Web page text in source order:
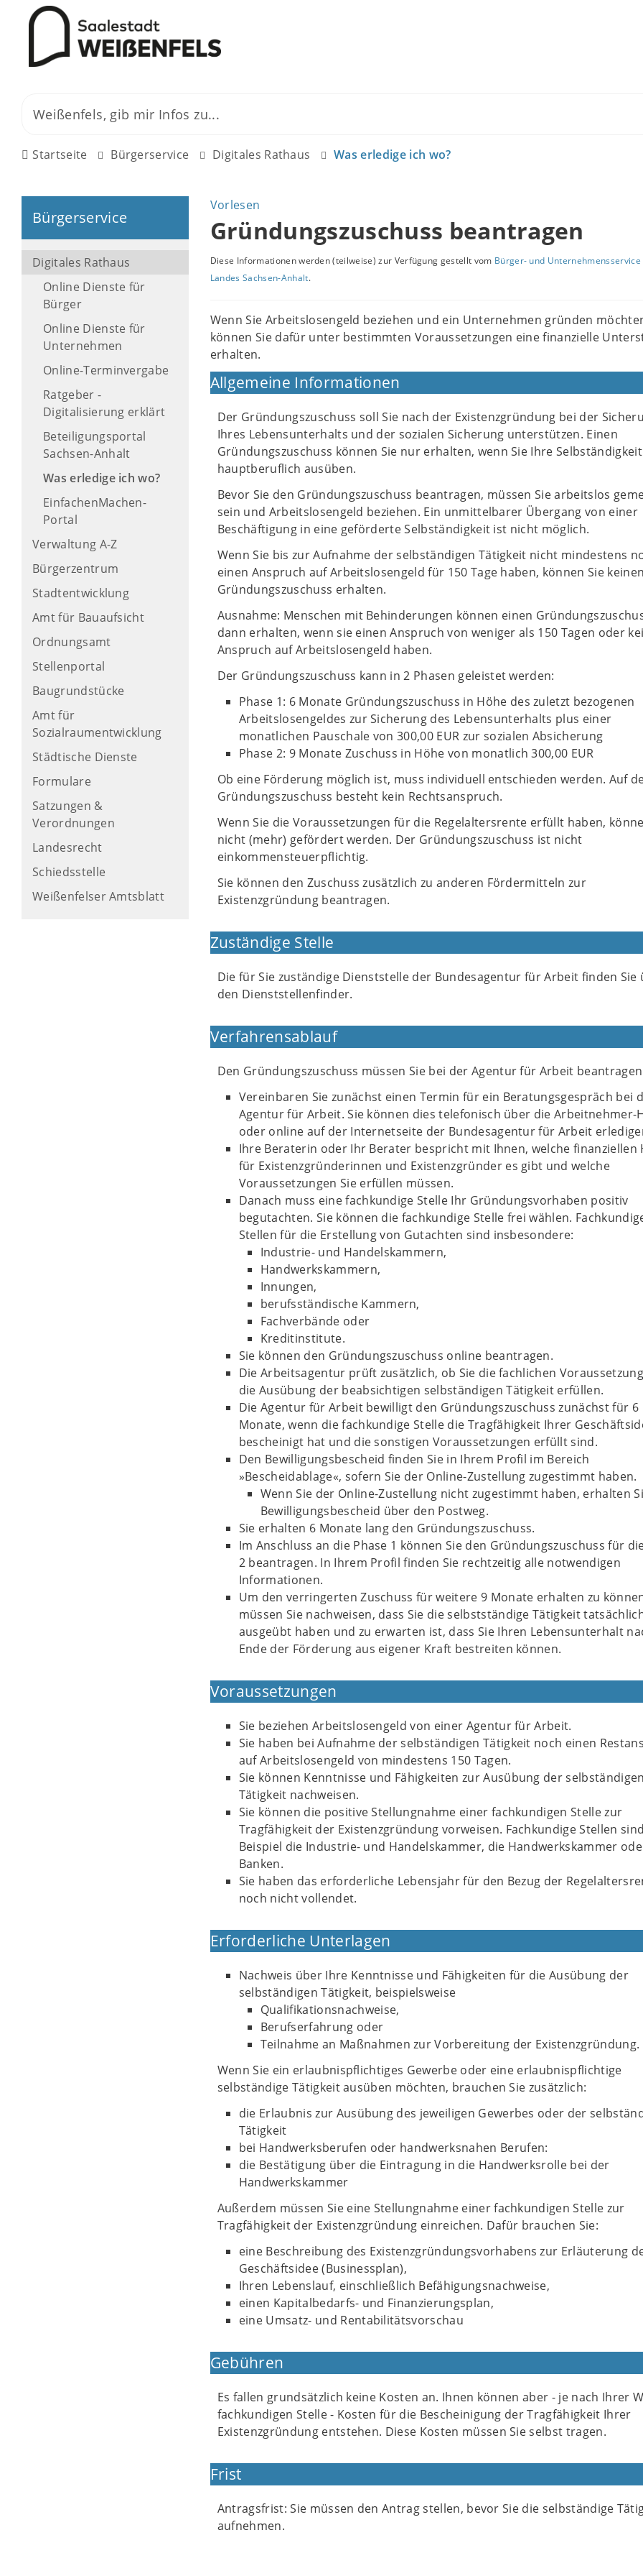
Startseite Bürgerservice Digitales Rathaus Was erledige ich wo?
Bürgerservice
Digitales Rathaus
Online Dienste für
Bürger
Online Dienste für
Unternehmen
Online-Terminvergabe
Ratgeber -
Digitalisierung erklärt
Beteiligungsportal
Sachsen-Anhalt
Was erledige ich wo?
EinfachenMachen-
Portal
Verwaltung A-Z
Bürgerzentrum
Stadtentwicklung
Amt für Bauaufsicht
Ordnungsamt
Stellenportal
Baugrundstücke
Amt für
Sozialraumentwicklung
Städtische Dienste
Formulare
Satzungen &
Verordnungen
Landesrecht
Schiedsstelle
Weißenfelser Amtsblatt
Vorlesen
Gründungszuschuss beantragen
Diese Informationen werden (teilweise) zur Verfügung gestellt vom Bürger- und Unternehmensservice
Landes Sachsen-Anhalt.
Wenn Sie Arbeitslosengeld beziehen und ein Unternehmen gründen
können Sie dafür unter bestimmten Voraussetzungen eine finanzielle
erhalten.
Allgemeine Informationen
Der Gründungszuschuss soll Sie nach der Existenzgründung bei der
Ihres Lebensunterhalts und der sozialen Sicherung unterstützen. Einen
Gründungszuschuss können Sie nur erhalten, wenn Sie Ihre Selbständigkeit
hauptberuflich ausüben.
Bevor Sie den Gründungszuschuss beantragen, müssen Sie arbeitslos
sein und Arbeitslosengeld beziehen. Ein unmittelbarer Übergang von einer
Beschäftigung in eine geförderte Selbständigkeit ist nicht möglich.
Wenn Sie bis zur Aufnahme der selbständigen Tätigkeit nicht mindestens
einen Anspruch auf Arbeitslosengeld für 150 Tage haben, können Sie keinen
Gründungszuschuss erhalten.
Ausnahme: Menschen mit Behinderungen können einen
dann erhalten, wenn sie einen Anspruch von weniger als 150 Tagen oder
Anspruch auf Arbeitslosengeld haben.
Der Gründungszuschuss kann in 2 Phasen geleistet werden:
Phase 1: 6 Monate Gründungszuschuss in Höhe des zuletzt bezogenen
Arbeitslosengeldes zur Sicherung des Lebensunterhalts plus einer
monatlichen Pauschale von 300,00 EUR zur sozialen Absicherung
Phase 2: 9 Monate Zuschuss in Höhe von monatlich 300,00 EUR
Ob eine Förderung möglich ist, muss individuell entschieden werden. Auf
Gründungszuschuss besteht kein Rechtsanspruch.
Wenn Sie die Voraussetzungen für die Regelaltersrente erfüllt haben,
nicht (mehr) gefördert werden. Der Gründungszuschuss ist nicht
einkommensteuerpflichtig.
Sie können den Zuschuss zusätzlich zu anderen Fördermitteln zur
Existenzgründung beantragen.
Zuständige Stelle
Die für Sie zuständige Dienststelle der Bundesagentur für Arbeit finden Sie
den Dienststellenfinder.
Verfahrensablauf
Den Gründungszuschuss müssen Sie bei der Agentur für Arbeit
Vereinbaren Sie zunächst einen Termin für ein Beratungsgespräch bei
Agentur für Arbeit. Sie können dies telefonisch über die Arbeitnehmer-
oder online auf der Internetseite der Bundesagentur für Arbeit
Ihre Beraterin oder Ihr Berater bespricht mit Ihnen, welche finanziellen
für Existenzgründerinnen und Existenzgründer es gibt und welche
Voraussetzungen Sie erfüllen müssen.
Danach muss eine fachkundige Stelle Ihr Gründungsvorhaben positiv
begutachten. Sie können die fachkundige Stelle frei wählen.
Stellen für die Erstellung von Gutachten sind insbesondere:
Industrie- und Handelskammern,
Handwerkskammern,
Innungen,
berufsständische Kammern,
Fachverbände oder
Kreditinstitute.
Sie können den Gründungszuschuss online beantragen.
Die Arbeitsagentur prüft zusätzlich, ob Sie die fachlichen
die Ausübung der beabsichtigen selbständigen Tätigkeit erfüllen.
Die Agentur für Arbeit bewilligt den Gründungszuschuss zunächst für 6
Monate, wenn die fachkundige Stelle die Tragfähigkeit Ihrer
bescheinigt hat und die sonstigen Voraussetzungen erfüllt sind.
Den Bewilligungsbescheid finden Sie in Ihrem Profil im Bereich
»Bescheidablage«, sofern Sie der Online-Zustellung zugestimmt haben.
Wenn Sie der Online-Zustellung nicht zugestimmt haben, erhalten
Bewilligungsbescheid über den Postweg.
Sie erhalten 6 Monate lang den Gründungszuschuss.
Im Anschluss an die Phase 1 können Sie den Gründungszuschuss für
2 beantragen. In Ihrem Profil finden Sie rechtzeitig alle notwendigen
Informationen.
Um den verringerten Zuschuss für weitere 9 Monate erhalten zu
müssen Sie nachweisen, dass Sie die selbstständige Tätigkeit
ausgeübt haben und zu erwarten ist, dass Sie Ihren Lebensunterhalt
Ende der Förderung aus eigener Kraft bestreiten können.
Voraussetzungen
Sie beziehen Arbeitslosengeld von einer Agentur für Arbeit.
Sie haben bei Aufnahme der selbständigen Tätigkeit noch einen
auf Arbeitslosengeld von mindestens 150 Tagen.
Sie können Kenntnisse und Fähigkeiten zur Ausübung der selbständigen
Tätigkeit nachweisen.
Sie können die positive Stellungnahme einer fachkundigen Stelle zur
Tragfähigkeit der Existenzgründung vorweisen. Fachkundige Stellen
Beispiel die Industrie- und Handelskammer, die Handwerkskammer
Banken.
Sie haben das erforderliche Lebensjahr für den Bezug der
noch nicht vollendet.
Erforderliche Unterlagen
Nachweis über Ihre Kenntnisse und Fähigkeiten für die Ausübung der
selbständigen Tätigkeit, beispielsweise
Qualifikationsnachweise,
Berufserfahrung oder
Teilnahme an Maßnahmen zur Vorbereitung der Existenzgründung.
Wenn Sie ein erlaubnispflichtiges Gewerbe oder eine erlaubnispflichtige
selbständige Tätigkeit ausüben möchten, brauchen Sie zusätzlich:
die Erlaubnis zur Ausübung des jeweiligen Gewerbes oder der
Tätigkeit
bei Handwerksberufen oder handwerksnahen Berufen:
die Bestätigung über die Eintragung in die Handwerksrolle bei der
Handwerkskammer
Außerdem müssen Sie eine Stellungnahme einer fachkundigen Stelle zur
Tragfähigkeit der Existenzgründung einreichen. Dafür brauchen Sie:
eine Beschreibung des Existenzgründungsvorhabens zur Erläuterung
Geschäftsidee (Businessplan),
Ihren Lebenslauf, einschließlich Befähigungsnachweise,
einen Kapitalbedarfs- und Finanzierungsplan,
eine Umsatz- und Rentabilitätsvorschau
Gebühren
Es fallen grundsätzlich keine Kosten an. Ihnen können aber - je nach Ihrer
fachkundigen Stelle - Kosten für die Bescheinigung der Tragfähigkeit Ihrer
Existenzgründung entstehen. Diese Kosten müssen Sie selbst tragen.
Frist
Antragsfrist: Sie müssen den Antrag stellen, bevor Sie die selbständige
aufnehmen.